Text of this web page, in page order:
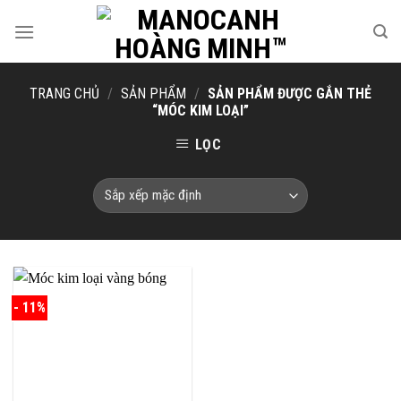
TRANG CHỦ / SẢN PHẨM / SẢN PHẨM ĐƯỢC GẮN THẺ
“MÓC KIM LOẠI”
LỌC
- 11%